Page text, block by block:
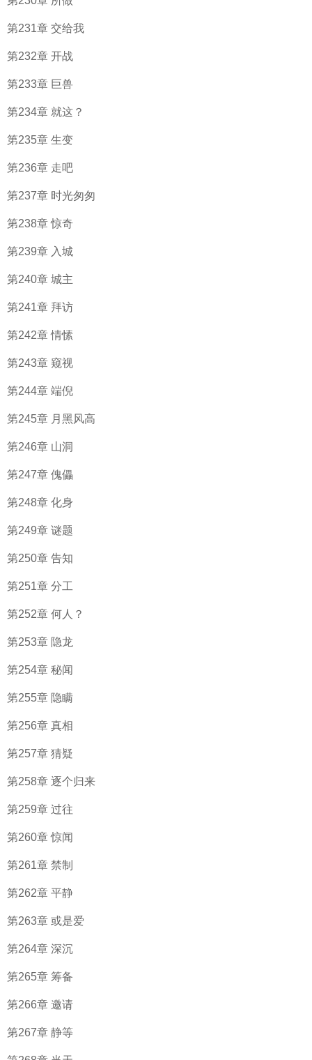
第231章 交给我
第232章 开战
第233章 巨兽
第234章 就这？
第235章 生变
第236章 走吧
第237章 时光匆匆
第238章 惊奇
第239章 入城
第240章 城主
第241章 拜访
第242章 情愫
第243章 窥视
第244章 端倪
第245章 月黑风高
第246章 山洞
第247章 傀儡
第248章 化身
第249章 谜题
第250章 告知
第251章 分工
第252章 何人？
第253章 隐龙
第254章 秘闻
第255章 隐瞒
第256章 真相
第257章 猜疑
第258章 逐个归来
第259章 过往
第260章 惊闻
第261章 禁制
第262章 平静
第263章 或是爱
第264章 深沉
第265章 筹备
第266章 邀请
第267章 静等